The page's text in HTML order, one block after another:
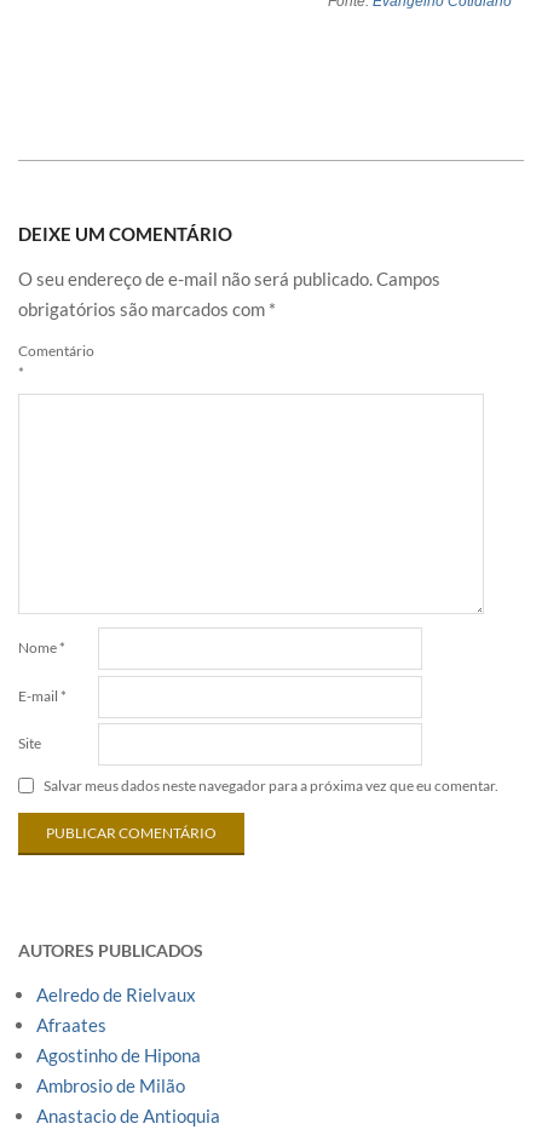
DEIXE UM COMENTÁRIO
O seu endereço de e-mail não será publicado.Campos
obrigatórios são marcados com *
Comentário
*
Nome *
E-mail *
Site
Salvar meus dados neste navegador para a próxima vez que eu comentar.
AUTORES PUBLICADOS
Aelredo de Rielvaux
Afraates
Agostinho de Hipona
Ambrosio de Milão
Anastacio de Antioquia